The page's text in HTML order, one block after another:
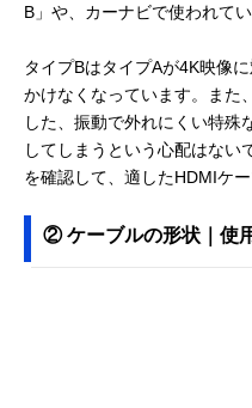
B」や、カーナビで使われて
タイプBはタイプAが4K映像
かけなくなっています。また
した、振動で外れにくい特殊
してしまうという心配はない
を確認して、適したHDMIケ
② ケーブルの形状｜使